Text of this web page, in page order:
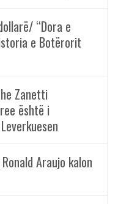
“Dora e
e Botërorit
Zanetti
është i
Araujo kalon